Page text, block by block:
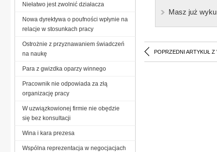
Masz już
POPRZEDNI ARTYKUŁ Z
Niełatwo jest zwolnić działacza
Nowa dyrektywa o poufności wpłynie na
relacje w stosunkach pracy
Ostrożnie z przyznawaniem świadczeń
na naukę
Para z gwizdka oparzy winnego
Pracownik nie odpowiada za złą
organizację pracy
W uzwiązkowionej firmie nie obędzie
się bez konsultacji
Wina i kara prezesa
Wspólna reprezentacja w negocjacjach